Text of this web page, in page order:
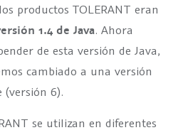
productos TOLERANT eran
1.4 de Java. Ahora
de esta versión de Java,
cambiado a una versión
(versión 6).
se utilizan en diferentes